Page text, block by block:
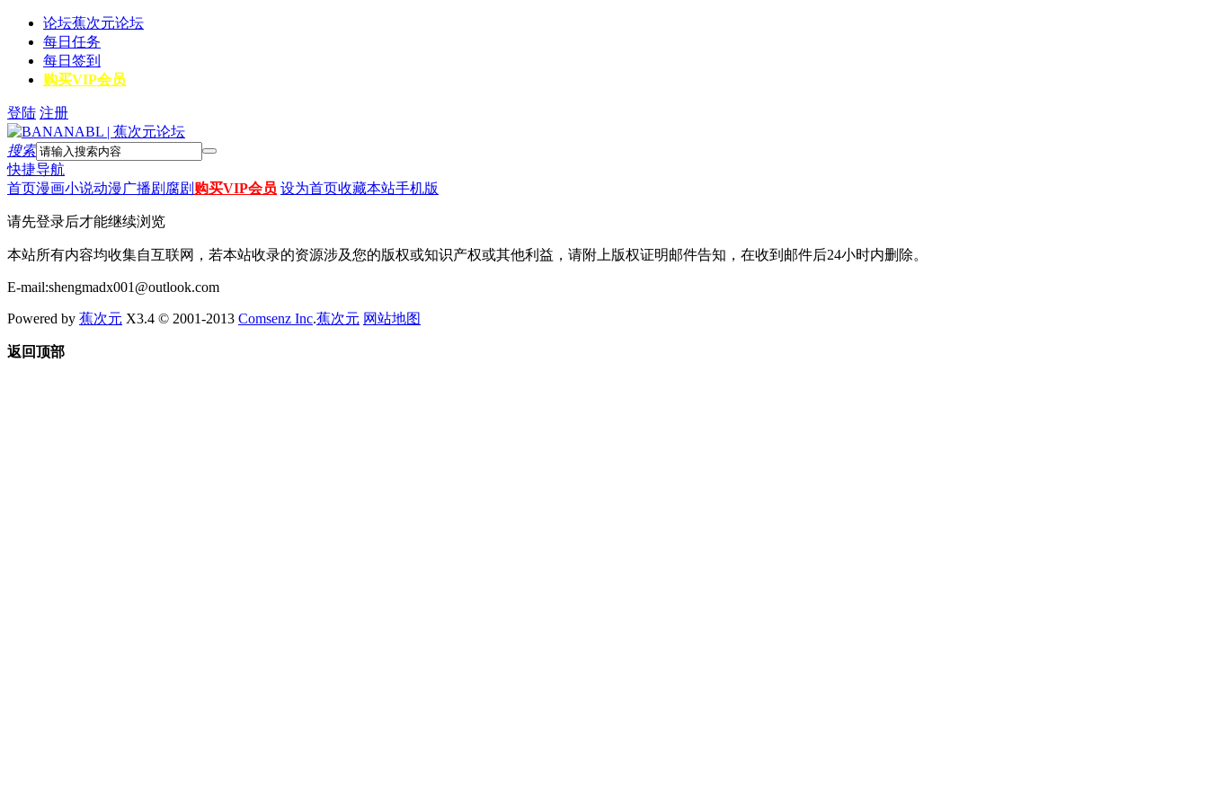
论坛蕉次元论坛
每日任务
每日签到
购买VIP会员
登陆 注册
搜索
快捷导航
首页漫画小说动漫广播剧 腐剧 购买VIP会员 设为首页收藏本站手机版
请先登录后才能继续浏览
本站所有内容均收集自互联网，若本站收录的资源涉及您的版权或知识产权或其他利益，请附上版权证明邮件告知，在收到邮件后24小时内删除。
E-mail:shengmadx001@outlook.com
Powered by 蕉次元 X3.4 © 2001-2013 Comsenz Inc.蕉次元 网站地图
返回顶部